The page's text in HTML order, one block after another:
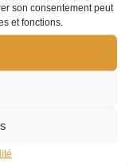
son consentement peut
et fonctions.
mon site dans